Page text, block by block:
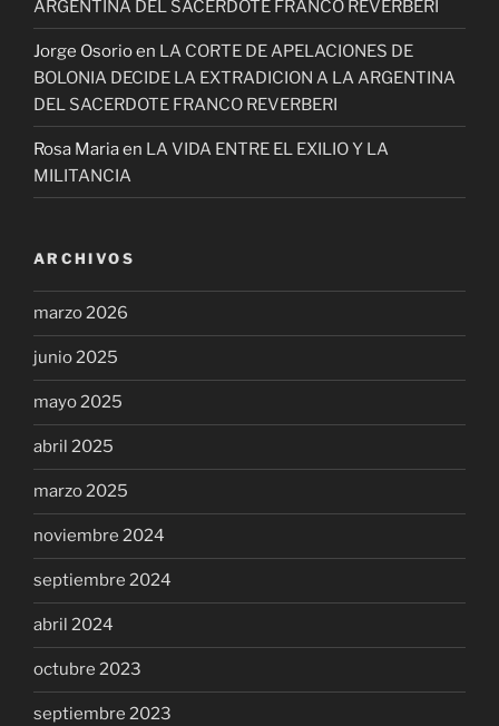
ARGENTINA DEL SACERDOTE FRANCO REVERBERI
Jorge Osorioen LA CORTE DE APELACIONES DE
BOLONIA DECIDE LA EXTRADICION A LA ARGENTINA
DEL SACERDOTE FRANCO REVERBERI
Rosa Mariaen LA VIDA ENTRE EL EXILIO Y LA
MILITANCIA
ARCHIVOS
marzo 2026
junio 2025
mayo 2025
abril 2025
marzo 2025
noviembre 2024
septiembre 2024
abril 2024
octubre 2023
septiembre 2023